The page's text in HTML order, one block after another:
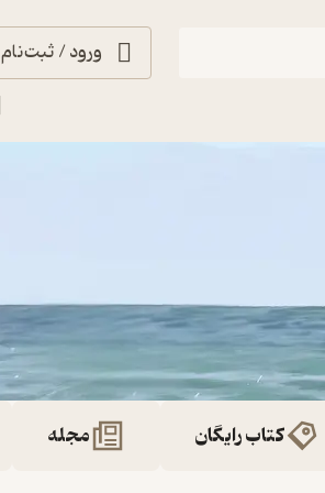
ورود / ثبت‌نام
کتاب رایگان مجله